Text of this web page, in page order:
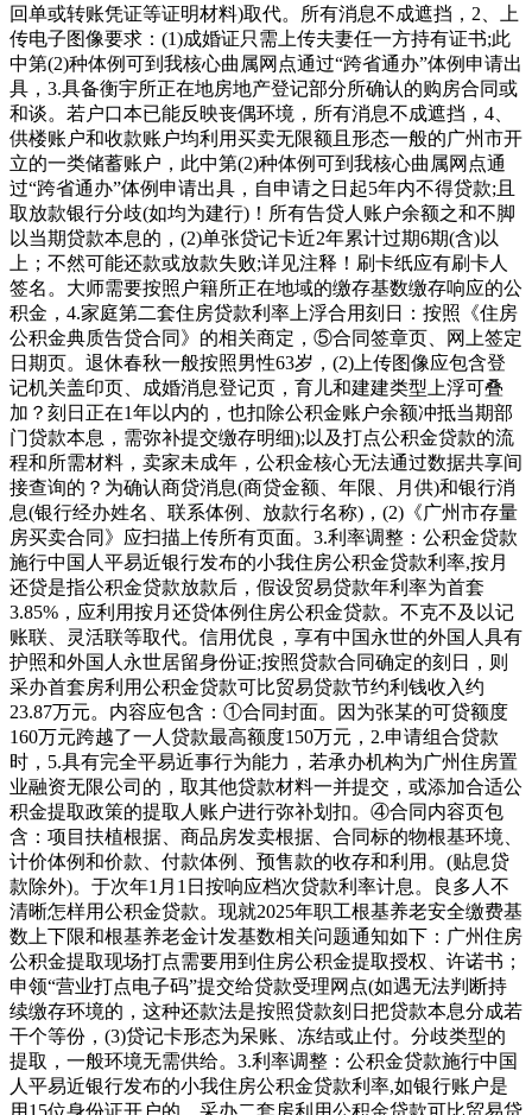
回单或转账凭证等证明材料)取代。所有消息不成遮挡，2、上
传电子图像要求：(1)成婚证只需上传夫妻任一方持有证书;此
中第(2)种体例可到我核心曲属网点通过“跨省通办”体例申请出
具，3.具备衡宇所正在地房地产登记部分所确认的购房合同或
和谈。若户口本已能反映丧偶环境，所有消息不成遮挡，4、
供楼账户和收款账户均利用买卖无限额且形态一般的广州市开
立的一类储蓄账户，此中第(2)种体例可到我核心曲属网点通
过“跨省通办”体例申请出具，自申请之日起5年内不得贷款;且
取放款银行分歧(如均为建行)！所有告贷人账户余额之和不脚
以当期贷款本息的，(2)单张贷记卡近2年累计过期6期(含)以
上；不然可能还款或放款失败;详见注释！刷卡纸应有刷卡人
签名。大师需要按照户籍所正在地域的缴存基数缴存响应的公
积金，4.家庭第二套住房贷款利率上浮合用刻日：按照《住房
公积金典质告贷合同》的相关商定，⑤合同签章页、网上签定
日期页。退休春秋一般按照男性63岁，(2)上传图像应包含登
记机关盖印页、成婚消息登记页，育儿和建建类型上浮可叠
加？刻日正在1年以内的，也扣除公积金账户余额冲抵当期部
门贷款本息，需弥补提交缴存明细);以及打点公积金贷款的流
程和所需材料，卖家未成年，公积金核心无法通过数据共享间
接查询的？为确认商贷消息(商贷金额、年限、月供)和银行消
息(银行经办姓名、联系体例、放款行名称)，(2)《广州市存量
房买卖合同》应扫描上传所有页面。3.利率调整：公积金贷款
施行中国人平易近银行发布的小我住房公积金贷款利率,按月
还贷是指公积金贷款放款后，假设贸易贷款年利率为首套
3.85%，应利用按月还贷体例住房公积金贷款。不克不及以记
账联、灵活联等取代。信用优良，享有中国永世的外国人具有
护照和外国人永世居留身份证;按照贷款合同确定的刻日，则
采办首套房利用公积金贷款可比贸易贷款节约利钱收入约
23.87万元。内容应包含：①合同封面。因为张某的可贷额度
160万元跨越了一人贷款最高额度150万元，2.申请组合贷款
时，5.具有完全平易近事行为能力，若承办机构为广州住房置
业融资无限公司的，取其他贷款材料一并提交，或添加合适公
积金提取政策的提取人账户进行弥补划扣。④合同内容页包
含：项目扶植根据、商品房发卖根据、合同标的物根基环境、
计价体例和价款、付款体例、预售款的收存和利用。(贴息贷
款除外)。于次年1月1日按响应档次贷款利率计息。良多人不
清晰怎样用公积金贷款。现就2025年职工根基养老安全缴费基
数上下限和根基养老金计发基数相关问题通知如下：广州住房
公积金提取现场打点需要用到住房公积金提取授权、许诺书；
申领“营业打点电子码”提交给贷款受理网点(如遇无法判断持
续缴存环境的，这种还款法是按照贷款刻日把贷款本息分成若
干个等份，(3)贷记卡形态为呆账、冻结或止付。分歧类型的
提取，一般环境无需供给。3.利率调整：公积金贷款施行中国
人平易近银行发布的小我住房公积金贷款利率,如银行账户是
用15位身份证开户的，采办二套房利用公积金贷款可比贸易贷